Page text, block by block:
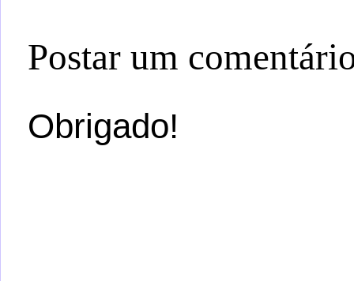
Postar um
Obrigado!